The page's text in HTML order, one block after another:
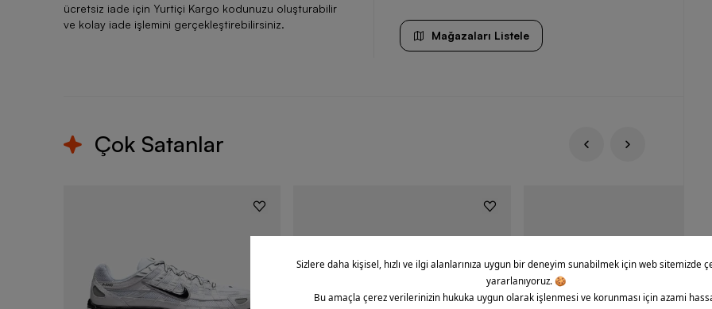
ücretsiz iade için Yurtiçi Kargo kodunuzu oluşturabilir
ve kolay iade işlemini gerçekleştirebilirsiniz.
Mağazaları Listele
Çok Satanlar